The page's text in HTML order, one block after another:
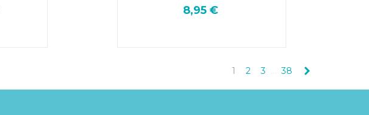
8,95 €
1 2 3 38